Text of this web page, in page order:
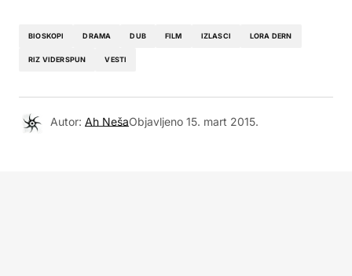
BIOSKOPI DRAMA DUB FILM IZLASCI LORA DERN
RIZ VIDERSPUN VESTI
Autor: Ah NešaObjavljeno 15. mart 2015.